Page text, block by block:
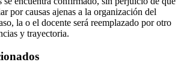
por causas ajenas a la organización del
la o el docente será reemplazado por otro
y trayectoria.